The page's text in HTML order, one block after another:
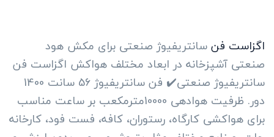
اگزاست فنسانتریفیوژ صنعتی برای مکش هود
صنعتی آشپزخانه در ابعاد مختلف هواکش اگزاست فن
سانتریفیوژ صنعتی✔️ فن سانتریفیوژ 56 سانت 1400
دور. ظرفیت هوادهی 10000مترمکعب بر ساعت مناسب
برای هواکشی کارگاه، رستوران، کافه، فست فود، کارخانه